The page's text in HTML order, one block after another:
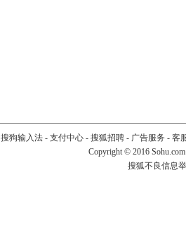
搜狗输入法- 支付中心- 搜狐招聘- 广告服务 - 客
Copyright © 2016
搜狐不良信息